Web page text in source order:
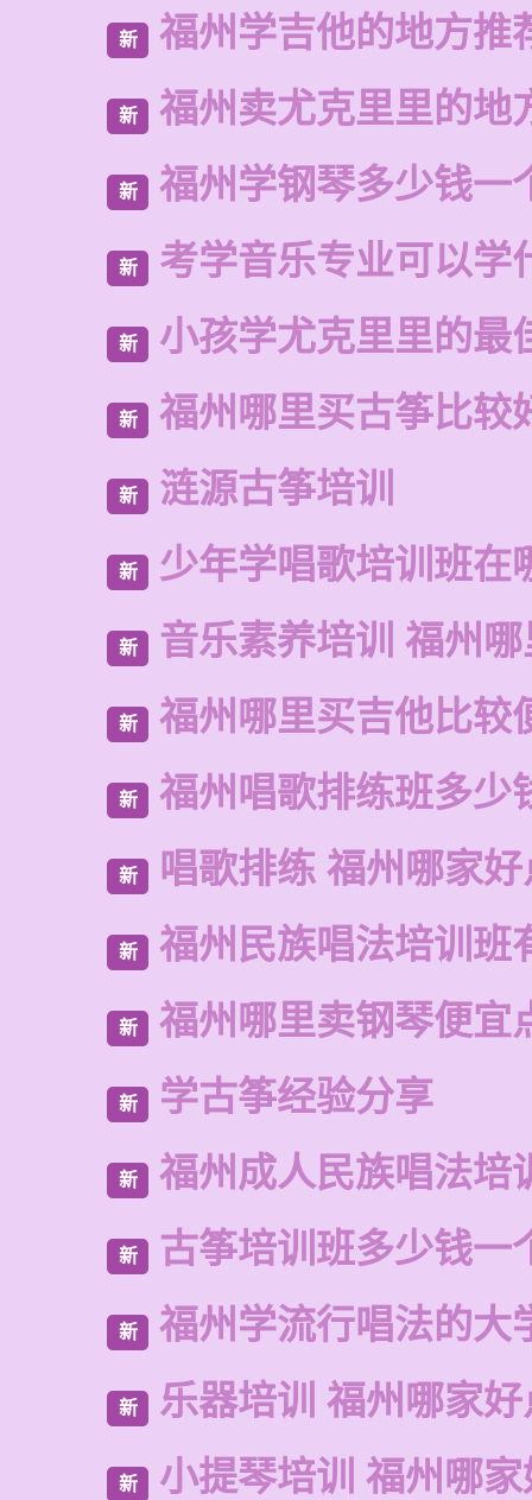
新 福州学吉他的地方推
新 福州卖尤克里里的地
新 福州学钢琴多少钱一
新 考学音乐专业可以学
新 小孩学尤克里里的最
新 福州哪里买古筝比较
新 涟源古筝培训
新 少年学唱歌培训班在
新 音乐素养培训 福州
新 福州哪里买吉他比较
新 福州唱歌排练班多少
新 唱歌排练 福州哪家好
新 福州民族唱法培训班
新 福州哪里卖钢琴便宜
新 学古筝经验分享
新 福州成人民族唱法培
新 古筝培训班多少钱一
新 福州学流行唱法的大
新 乐器培训 福州哪家好
新 小提琴培训 福州哪